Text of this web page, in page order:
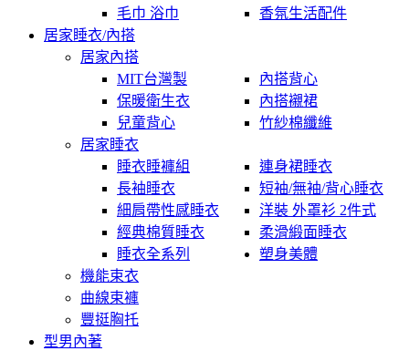
毛巾 浴巾
香氛生活配件
居家睡衣/內搭
居家內搭
MIT台灣製
內搭背心
保暖衛生衣
內搭襯裙
兒童背心
竹紗棉纖維
居家睡衣
睡衣睡褲組
連身裙睡衣
長袖睡衣
短袖/無袖/背心睡衣
細肩帶性感睡衣
洋裝 外罩衫 2件式
經典棉質睡衣
柔滑緞面睡衣
睡衣全系列
塑身美體
機能束衣
曲線束褲
豐挺胸托
型男內著